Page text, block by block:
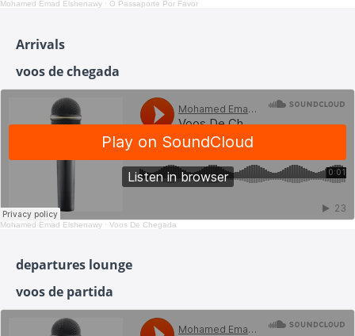
Mohamed Emad Elshenawy · O Passaporte Por Favor
Arrivals
voos de chegada
Mohamed Emad Elshenawy · Voos De Chegada
departures lounge
voos de partida